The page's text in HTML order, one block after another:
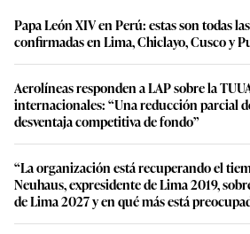
Papa León XIV en Perú: estas son todas
confirmadas en Lima, Chiclayo, Cusco y
Aerolíneas responden a LAP sobre la
internacionales: “Una reducción parcial
desventaja competitiva de fondo”
“La organización está recuperando el
Neuhaus, expresidente de Lima 2019,
de Lima 2027 y en qué más está